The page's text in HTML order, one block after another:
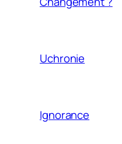
Uchronie
Ignorance